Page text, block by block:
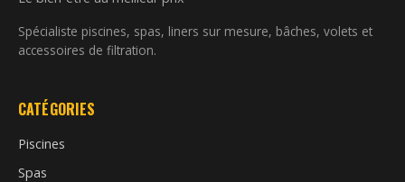
Spécialiste piscines, spas, liners sur mesure, bâches, volets et
accessoires de filtration.
CATÉGORIES
Piscines
Spas